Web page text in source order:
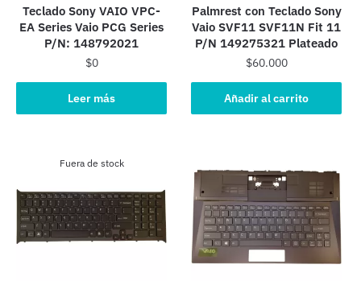
Teclado Sony VAIO VPC-
EA Series Vaio PCG Series
P/N: 148792021
$0
Leer más
Palmrest con Teclado Sony
Vaio SVF11 SVF11N Fit 11
P/N 149275321 Plateado
$60.000
Añadir al carrito
Fuera de stock